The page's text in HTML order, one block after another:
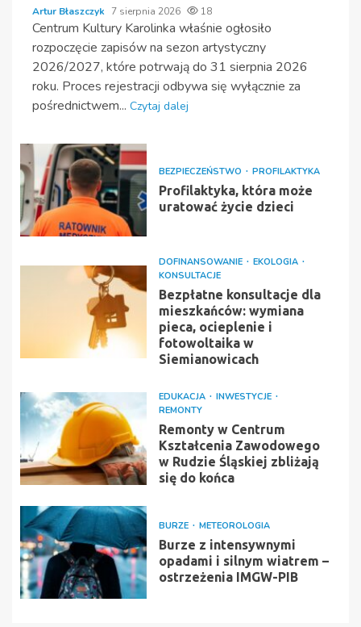
Artur Błaszczyk 7 sierpnia 2026 18
Centrum Kultury Karolinka właśnie ogłosiło
rozpoczęcie zapisów na sezon artystyczny
2026/2027, które potrwają do 31 sierpnia 2026
roku. Proces rejestracji odbywa się wyłącznie za
pośrednictwem... Czytaj dalej
BEZPIECZEŃSTWO PROFILAKTYKA
Profilaktyka, która może
uratować życie dzieci
DOFINANSOWANIE
EKOLOGIA
KONSULTACJE
Bezpłatne konsultacje dla
mieszkańców: wymiana
pieca, ocieplenie i
fotowoltaika w
Siemianowicach
EDUKACJA
INWESTYCJE
REMONTY
Remonty w Centrum
Kształcenia Zawodowego
w Rudzie Śląskiej zbliżają
się do końca
BURZE METEOROLOGIA
Burze z intensywnymi
opadami i silnym wiatrem –
ostrzeżenia IMGW-PIB